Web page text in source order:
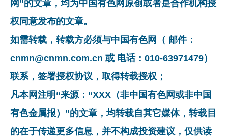
网”的文章，均为中国有色网原创或者是合作机构授
权同意发布的文章。
如需转载，转载方必须与中国有色网（ 邮件：
cnmn@cnmn.com.cn 或 电话：010-63971479）
联系，签署授权协议，取得转载授权；
凡本网注明“来源：“XXX（非中国有色网或非中国
有色金属报）”的文章，均转载自其它媒体，转载目
的在于传递更多信息，并不构成投资建议，仅供读